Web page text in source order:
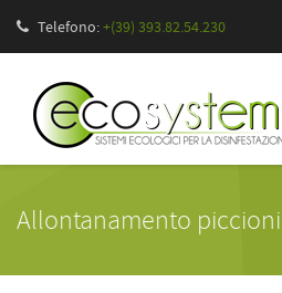
Telefono:+(39) 393.82.54.230
Allontanamento